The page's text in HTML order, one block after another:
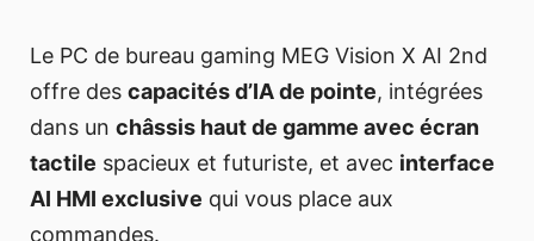
Le PC de bureau gaming MEG Vision X AI 2nd
offre des capacités d’IA de pointe, intégrées
dans un châssis haut de gamme avec écran
tactile spacieux et futuriste, et avec interface
AI HMI exclusive qui vous place aux
commandes.